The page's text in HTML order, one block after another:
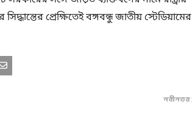
প্রেক্ষিতেই বঙ্গবন্ধু জাতীয় স্টেডিয়ামের
নবীনতর